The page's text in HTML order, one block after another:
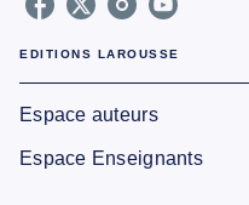
EDITIONS LAROUSSE
Espace auteurs
Espace Enseignants